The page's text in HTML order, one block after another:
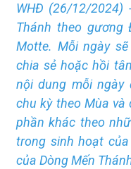
WHĐ (26/12/2024)
Thánh theo gương
Motte. Mỗi ngày
chia sẻ hoặc hồi
nội dung mỗi ngày
chu kỳ theo Mùa và
phần khác theo
trong sinh hoạt
của Dòng Mến